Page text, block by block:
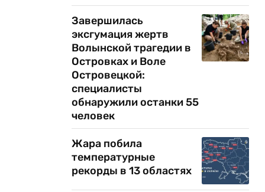
Завершилась
эксгумация жертв
Волынской трагедии в
Островках и Воле
Островецкой:
специалисты
обнаружили останки 55
человек
Жара побила
температурные
рекорды в 13 областях